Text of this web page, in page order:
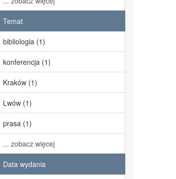
Temat
bibliologia (1)
konferencja (1)
Kraków (1)
Lwów (1)
prasa (1)
... zobacz więcej
Data wydania